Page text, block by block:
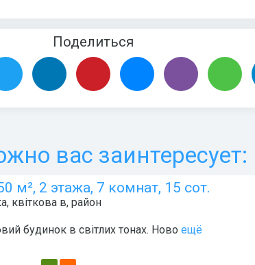
Поделиться
вас заинтересует:
м², 2 этажа, 7 комнат, 15 сот.
, квіткова в, район
будинок в світлих тонах. Ново ещё